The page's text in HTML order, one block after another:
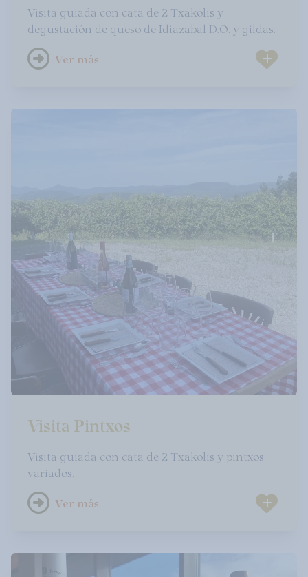
Visita guiada con cata de 2 Txakolis y
degustación de queso de Idiazabal D.O. y gildas.
Ver más
Visita Pintxos
Visita guiada con cata de 2 Txakolis y pintxos
variados.
Ver más